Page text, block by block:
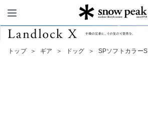
Snow Peak
トップ ＞ ギア ＞ ドッグ ＞ SPソフトカラーS